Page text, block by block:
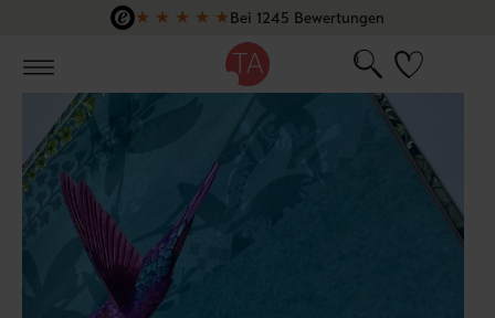
Zum Hauptinhalt springen
★ ★ ★ ★ ★Bei 1245 Bewertungen